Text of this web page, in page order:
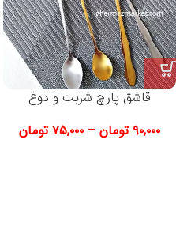
قاشق پارچ شربت و دوغ
۹۰,۰۰۰ تومان – ۷۵,۰۰۰ تومان